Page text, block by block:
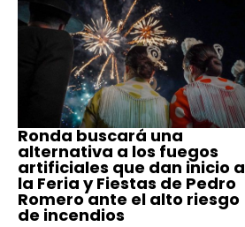
Ronda buscará una
alternativa a los fuegos
artificiales que dan inicio a
la Feria y Fiestas de Pedro
Romero ante el alto riesgo
de incendios